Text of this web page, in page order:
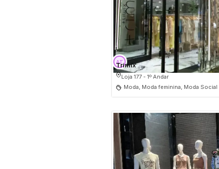
Trimix
Loja 177 - 1º Andar
Moda, Moda feminina, Moda Social